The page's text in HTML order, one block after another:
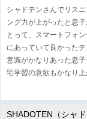
シャドテンさんでリス
ング力が上がったと息
とって、スマートフォ
にあっていて良かった
意識がかなりあった息
宅学習の意欲もかなり
SHADOTEN（シャド